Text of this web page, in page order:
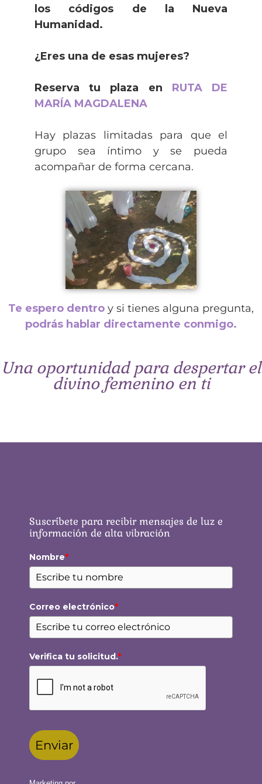
los códigos de la Nueva
Humanidad.
¿Eres una de esas mujeres?
Reserva tu plaza en RUTA DE
MARÍA MAGDALENA
Hay plazas limitadas para que el
grupo sea íntimo y se pueda
acompañar de forma cercana.
Te espero dentro y si tienes alguna pregunta,
podrás hablar directamente conmigo.
Una oportunidad para despertar el
divino femenino en ti
Suscríbete para recibir mensajes de luz e
información de alta vibración
Nombre*
Correo electrónico*
Verifica tu solicitud.*
Enviar